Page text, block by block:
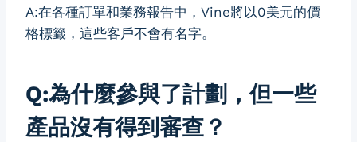
A:在各種訂單和業務報告中，Vine將以0美元的價
格標籤，這些客戶不會有名字。
Q:為什麼參與了計劃，但一些
產品沒有得到審查？